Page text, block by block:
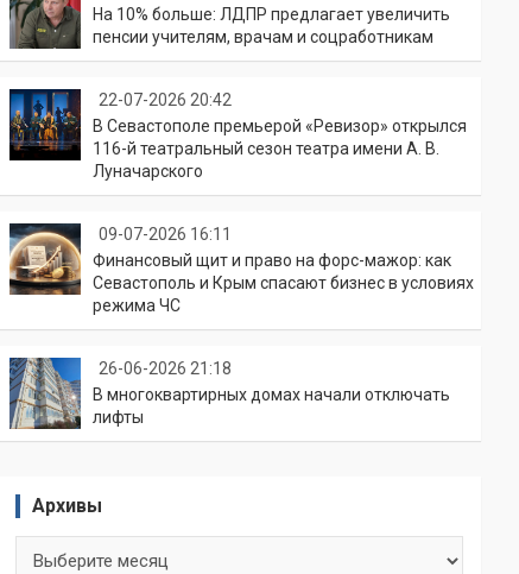
На 10% больше: ЛДПР предлагает увеличить
пенсии учителям, врачам и соцработникам
22-07-2026 20:42
В Севастополе премьерой «Ревизор» открылся
116-й театральный сезон театра имени А. В.
Луначарского
09-07-2026 16:11
Финансовый щит и право на форс-мажор: как
Севастополь и Крым спасают бизнес в условиях
режима ЧС
26-06-2026 21:18
В многоквартирных домах начали отключать
лифты
Архивы